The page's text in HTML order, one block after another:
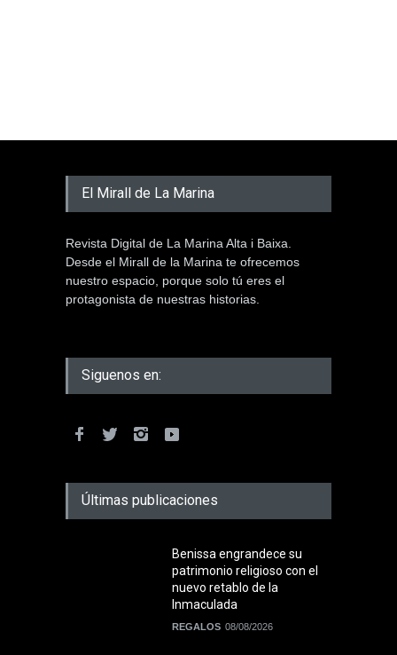
El Mirall de La Marina
Revista Digital de La Marina Alta i Baixa.
Desde el Mirall de la Marina te ofrecemos
nuestro espacio, porque solo tú eres el
protagonista de nuestras historias.
Siguenos en:
Últimas publicaciones
Benissa engrandece su
patrimonio religioso con el
nuevo retablo de la
Inmaculada
REGALOS 08/08/2026